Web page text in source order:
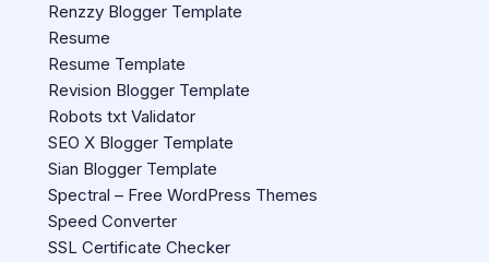
Renzzy Blogger Template
Resume
Resume Template
Revision Blogger Template
Robots txt Validator
SEO X Blogger Template
Sian Blogger Template
Spectral – Free WordPress Themes
Speed Converter
SSL Certificate Checker